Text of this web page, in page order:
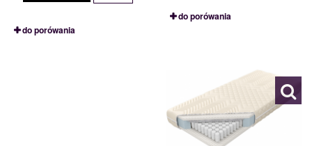
do porówania
do porówania